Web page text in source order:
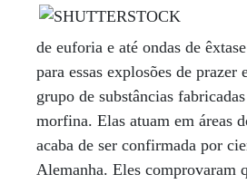
de euforia e até ondas de
para essas explosões de
grupo de substâncias
morfina. Elas atuam em áreas
acaba de ser confirmada por
Alemanha. Eles comprovaram